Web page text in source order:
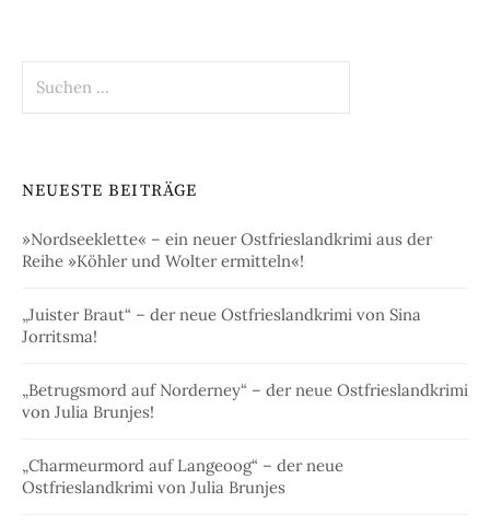
nach:
NEUESTE BEITRÄGE
»Nordseeklette« – ein neuer Ostfrieslandkrimi aus der
Reihe »Köhler und Wolter ermitteln«!
„Juister Braut“ – der neue Ostfrieslandkrimi von Sina
Jorritsma!
„Betrugsmord auf Norderney“ – der neue Ostfrieslandkrimi
von Julia Brunjes!
„Charmeurmord auf Langeoog“ – der neue
Ostfrieslandkrimi von Julia Brunjes